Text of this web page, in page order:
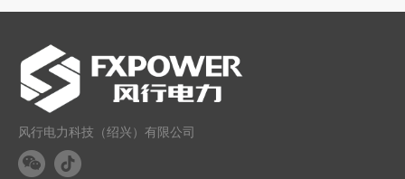
风行电力科技（绍兴）有限公司